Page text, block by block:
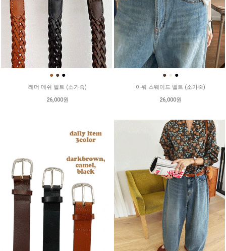
● ● ●
레더 메쉬 벨트 (소가죽)
26,000원
● ● ●
아워 스웨이드 벨트 (소가죽)
26,000원